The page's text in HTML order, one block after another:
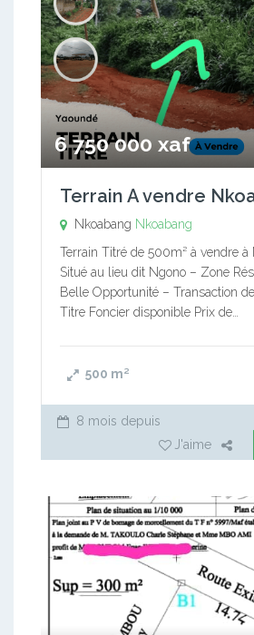
6 750 000 xaf
Terrain A vendre
Nkoabang Nkoabang
Terrain Titré de 500m² à vendre à
Situé au lieu dit Ngono – Zone
Belle Opportunité – Transaction
Titre Foncier disponible Prix de…
500 m²
8 mois depuis
J'aime